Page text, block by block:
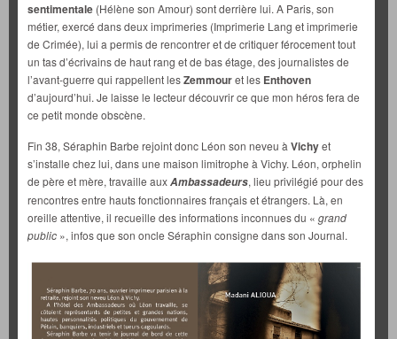
sentimentale (Hélène son Amour) sont derrière lui. A Paris, son
métier, exercé dans deux imprimeries (Imprimerie Lang et imprimerie
de Crimée), lui a permis de rencontrer et de critiquer férocement tout
un tas d’écrivains de haut rang et de bas étage, des journalistes de
l’avant-guerre qui rappellent lesZemmouret les Enthoven
d’aujourd’hui. Je laisse le lecteur découvrir ce que mon héros fera de
ce petit monde obscène.
Fin 38, Séraphin Barbe rejoint donc Léon son neveu à Vichyet
s’installe chez lui, dans une maison limitrophe à Vichy. Léon, orphelin
de père et mère, travaille auxAmbassadeurs, lieu privilégié pour des
rencontres entre hauts fonctionnaires français et étrangers. Là, en
oreille attentive, il recueille des informations inconnues du « grand
public », infos que son oncle Séraphin consigne dans son Journal.